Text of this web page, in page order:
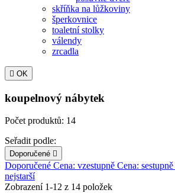
skříňka na lůžkoviny
šperkovnice
toaletní stolky
válendy
zrcadla
 OK
koupelnový nábytek
Počet produktů: 14
Seřadit podle:
Doporučené 
Doporučené Cena: vzestupně Cena: sestupně
nejstarší
Zobrazení 1-12 z 14 položek